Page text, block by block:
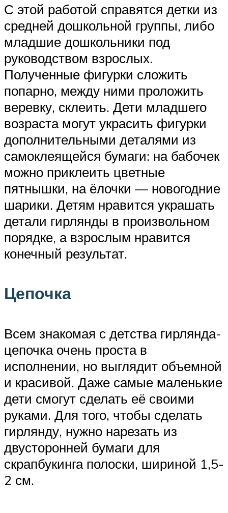
С этой работой справятся детки из
средней дошкольной группы, либо
младшие дошкольники под
руководством взрослых.
Полученные фигурки сложить
попарно, между ними проложить
веревку, склеить. Дети младшего
возраста могут украсить фигурки
дополнительными деталями из
самоклеящейся бумаги: на бабочек
можно приклеить цветные
пятнышки, на ёлочки — новогодние
шарики. Детям нравится украшать
детали гирлянды в произвольном
порядке, а взрослым нравится
конечный результат.
Цепочка
Всем знакомая с детства гирлянда-
цепочка очень проста в
исполнении, но выглядит объемной
и красивой. Даже самые маленькие
дети смогут сделать её своими
руками. Для того, чтобы сделать
гирлянду, нужно нарезать из
двусторонней бумаги для
скрапбукинга полоски, шириной 1,5-
2 см.